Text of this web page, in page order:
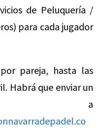
de Peluquería /
para cada jugador
pareja, hasta las
Habrá que enviar un
a